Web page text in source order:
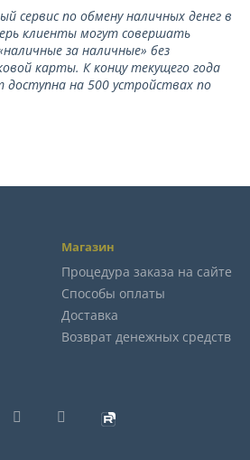
сервис по обмену наличных денег в
клиенты могут совершать
за наличные» без
карты. К концу текущего года
доступна на 500 устройствах по
Магазин
Процедура заказа на сайте
Способы оплаты
Доставка
Возврат денежных средств